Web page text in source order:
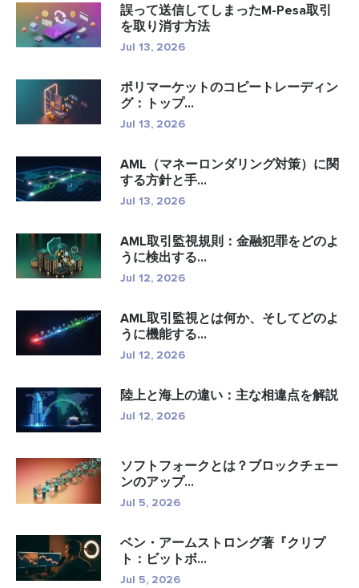
誤って送信してしまったM-Pesa取引
を取り消す方法
Jul 13, 2026
ポリマーケットのコピートレーディン
グ：トップ...
Jul 13, 2026
AML（マネーロンダリング対策）に関
する方針と手...
Jul 13, 2026
AML取引監視規則：金融犯罪をどのよ
うに検出する...
Jul 12, 2026
AML取引監視とは何か、そしてどのよ
うに機能する...
Jul 12, 2026
陸上と海上の違い：主な相違点を解説
Jul 12, 2026
ソフトフォークとは？ブロックチェー
ンのアップ...
Jul 5, 2026
ベン・アームストロング著『クリプ
ト：ビットボ...
Jul 5, 2026